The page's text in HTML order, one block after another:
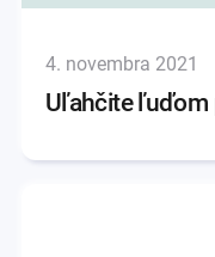
4. novembra 2021
Uľahčite ľuďom